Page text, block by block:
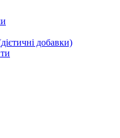
добавки)